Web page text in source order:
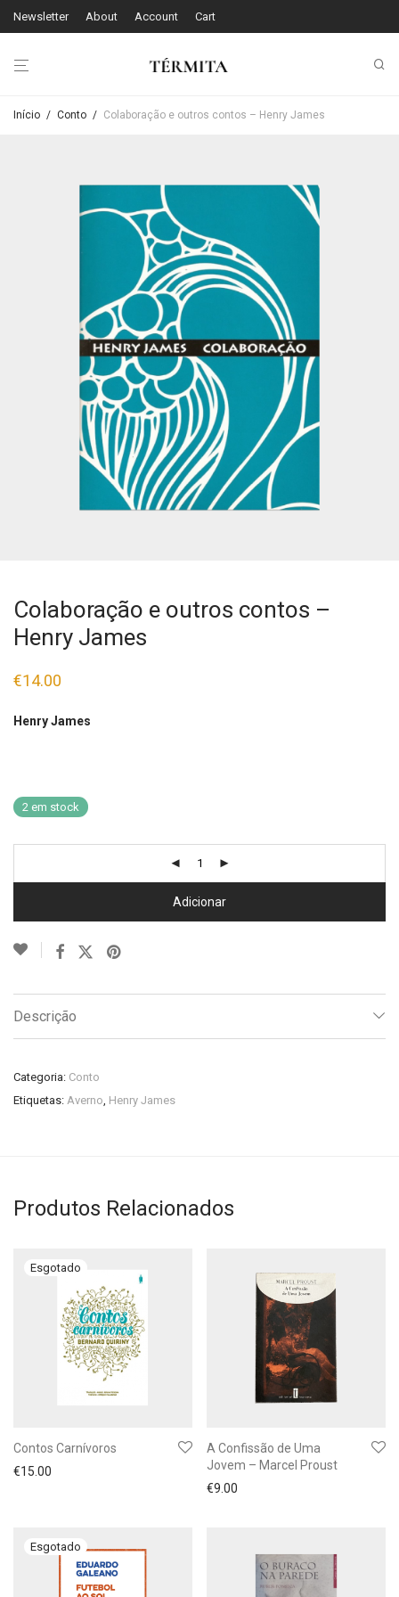
Newsletter About Account Cart
Início / Conto / Colaboração e outros contos – Henry James
Colaboração e outros contos –
Henry James
€14.00
Henry James
2 em stock
Adicionar
Descrição
Categoria: Conto
Etiquetas: Averno, Henry James
Produtos Relacionados
Contos Carnívoros
€15.00
A Confissão de Uma
Jovem – Marcel Proust
€9.00